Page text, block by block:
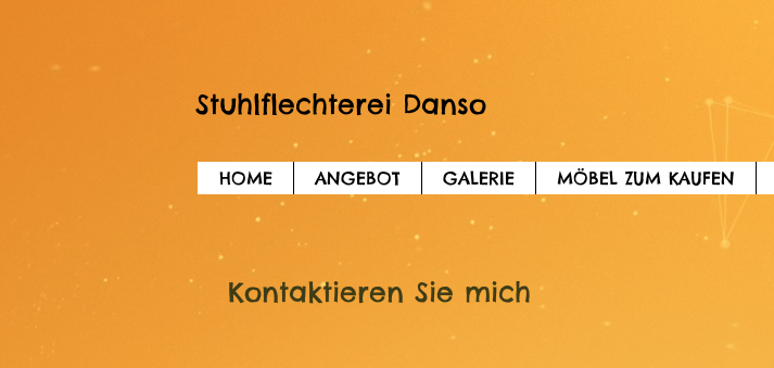
Stuhlflechterei
HOME ANGEBOT GALERIE MÖBEL ZUM KAUFEN
Kontaktieren Sie mich